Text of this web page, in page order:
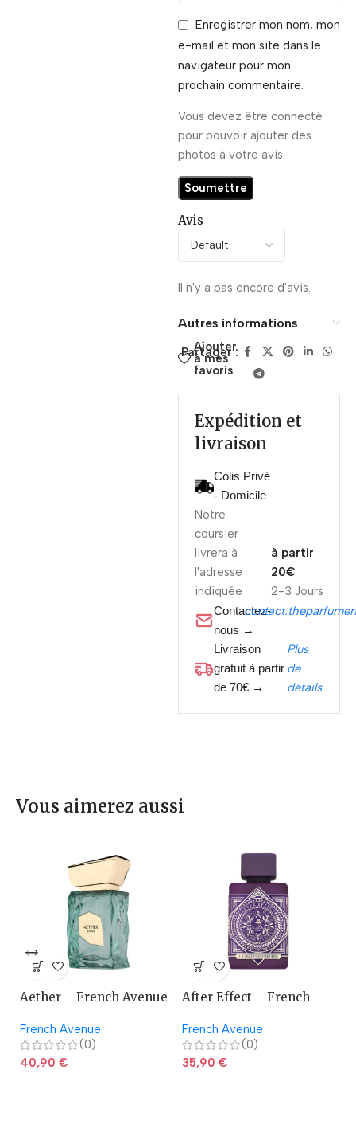
Avis
Il n'y a pas encore d'avis.
Enregistrer mon nom, mon
e-mail et mon site dans le
navigateur pour mon
prochain commentaire.
Vous devez être connecté
pour pouvoir ajouter des
photos à votre avis.
Autres informations
Ajouter
à mes
favoris
Partager :
Expédition et
livraison
Colis Privé
- Domicile
Notre
coursier
livrera à
l'adresse
indiquée
2-3 Jours
à partir
20€
Contactez-
nous →
Livraison
gratuit à partir
de 70€ →
Plus
de
détails
Vous aimerez aussi
Aether – French Avenue
French Avenue
(0)
40,90 €
After Effect – French
French Avenue
(0)
35,90 €